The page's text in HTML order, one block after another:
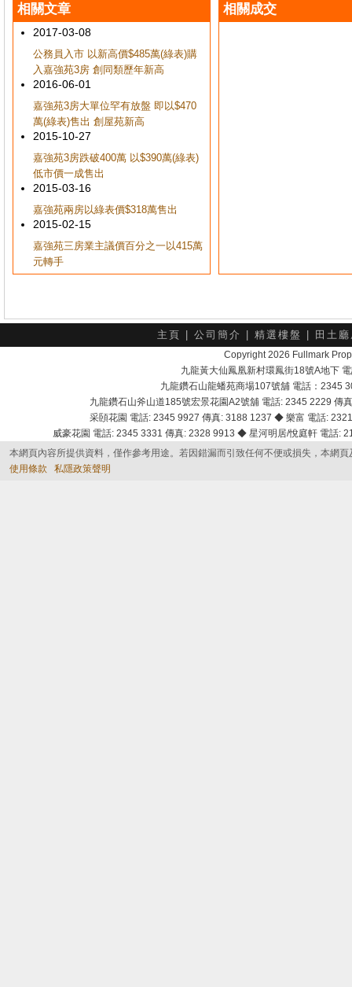
相關文章
2017-03-08
公務員入市 以新高價$485萬(綠表)購
入嘉強苑3房 創同類歷年新高
2016-06-01
嘉強苑3房大單位罕有放盤 即以$470
萬(綠表)售出 創屋苑新高
2015-10-27
嘉強苑3房跌破400萬 以$390萬(綠表)
低市價一成售出
2015-03-16
嘉強苑兩房以綠表價$318萬售出
2015-02-15
嘉強苑三房業主議價百分之一以415萬
元轉手
相關成交
主頁 公司簡介 精選樓盤 田土
Copyright 2026 Fullmark
九龍黃大仙鳳凰新村環鳳街18號A地下
九龍鑽石山龍蟠苑商場107號舖 電話：2345
九龍鑽石山斧山道185號宏景花園A2號舖 電話: 2345 2229
采頣花園 電話: 2345 9927 傳真: 3188 1237 ◆ 樂富 電話:
威豪花園 電話: 2345 3331 傳真: 2328 9913 ◆ 星河明居/悅庭軒 電話
本網頁內容所提供資料，僅作參考用途。若因錯漏而引致任何不便或損失，本網
使用條款
私隱政策聲明